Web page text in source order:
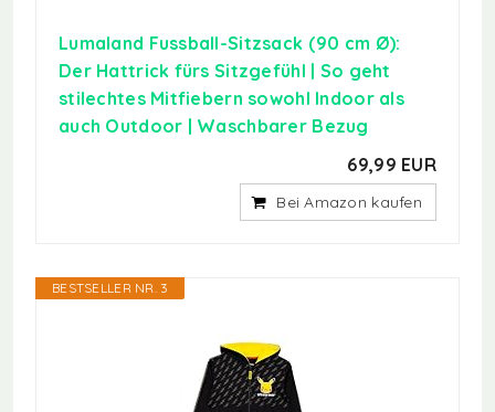
Lumaland Fussball-Sitzsack (90 cm Ø):
Der Hattrick fürs Sitzgefühl | So geht
stilechtes Mitfiebern sowohl Indoor als
auch Outdoor | Waschbarer Bezug
69,99 EUR
Bei Amazon kaufen
BESTSELLER NR. 3